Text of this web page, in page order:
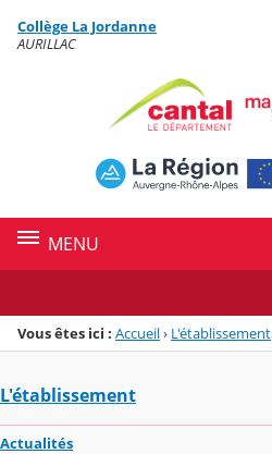
Menu de la rubrique
Contenu
Collège La Jordanne
AURILLAC
MENU
Vous êtes ici : Accueil› L'établissement
L'établissement
Actualités